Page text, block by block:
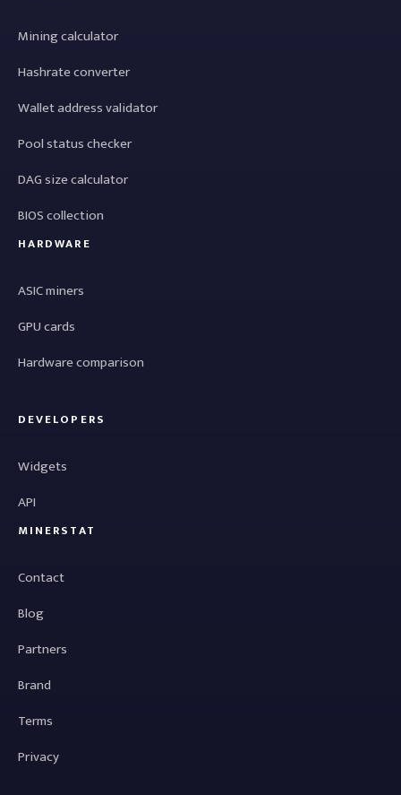
Mining calculator
Hashrate converter
Wallet address validator
Pool status checker
DAG size calculator
BIOS collection
HARDWARE
ASIC miners
GPU cards
Hardware comparison
DEVELOPERS
Widgets
API
MINERSTAT
Contact
Blog
Partners
Brand
Terms
Privacy